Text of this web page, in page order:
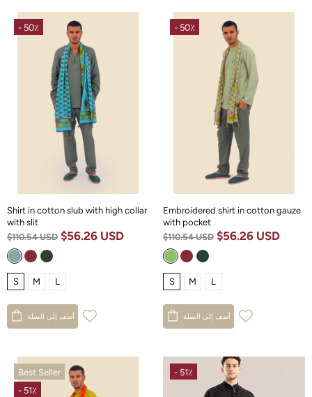
- 50٪
Shirt in cotton slub with high collar
with slit
$110.54 USD $56.26 USD
S M L
أضف إلى السلة
- 50٪
Embroidered shirt in cotton gauze
with pocket
$110.54 USD $56.26 USD
S M L
أضف إلى السلة
Best Seller
- 51٪
- 51٪